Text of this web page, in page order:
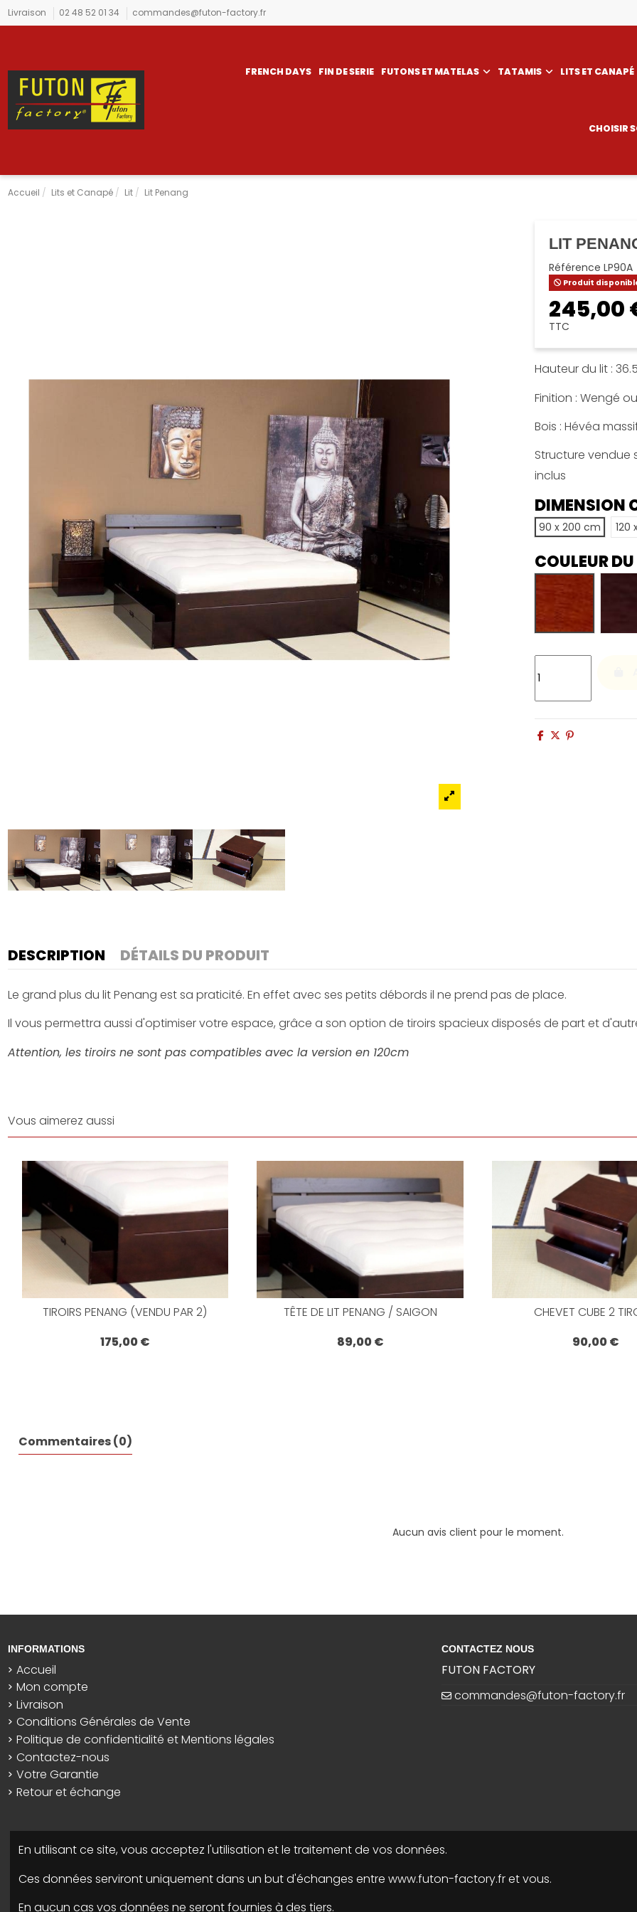
Livraison 02 48 52 01 34 commandes@futon-factory.fr
FRENCH DAYS FIN DE SERIE FUTONS ET MATELAS TATAMIS LITS ET CANAPÉ
CHOISIR
Accueil Lits et Canapé Lit Lit Penang
LIT
Référence LP90A
Produit
245,00
TTC
Hauteur du lit :
Finition : Wengé
Bois : Hévéa
Structure vendue
inclus
DIMENSION
90 x 200 cm 120
COULEUR
DESCRIPTION DÉTAILS DU PRODUIT
Le grand plus du lit Penang est sa praticité. En effet avec ses petits débords il ne prend pas de place.
Il vous permettra aussi d'optimiser votre espace, grâce a son option de tiroirs spacieux disposés de part et
Attention, les tiroirs ne sont pas compatibles avec la version en 120cm
Vous aimerez aussi
TIROIRS PENANG (VENDU PAR 2)
175,00 €
TÊTE DE LIT PENANG / SAIGON
89,00 €
CHEVET CUBE 2
90,00 €
Commentaires (0)
Aucun avis client pour le moment.
INFORMATIONS
Accueil
Mon compte
Livraison
Conditions Générales de Vente
Politique de confidentialité et Mentions légales
Contactez-nous
Votre Garantie
Retour et échange
CONTACTEZ NOUS
FUTON FACTORY
commandes@futon-factory.fr
En utilisant ce site, vous acceptez l'utilisation et le traitement de vos données.
Ces données serviront uniquement dans un but d'échanges entre www.futon-factory.fr et vous.
En aucun cas vos données ne seront fournies à des tiers.